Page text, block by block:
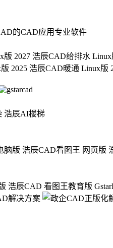
的CAD应用专业软件
版 2027 浩辰CAD给排水 Linux
2025 浩辰CAD暖通 Linux版
浩辰AI楼梯
脑版 浩辰CAD看图王 网页版
浩辰CAD 看图王教育版